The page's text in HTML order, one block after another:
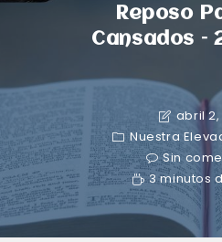
Reposo
Cansados –
abril 2,
Nuestra
Sin
3 minutos